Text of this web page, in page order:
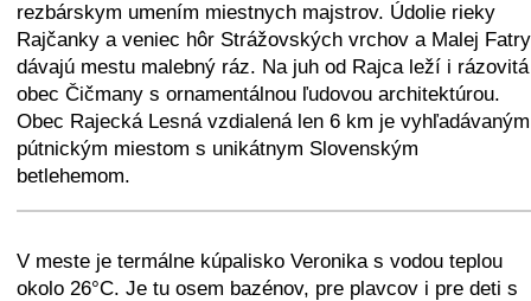
rezbárskym umením miestnych majstrov. Údolie rieky
Rajčanky a veniec hôr Strážovských vrchov a Malej Fatry
dávajú mestu malebný ráz. Na juh od Rajca leží i rázovitá
obec Čičmany s ornamentálnou ľudovou architektúrou.
Obec Rajecká Lesná vzdialená len 6 km je vyhľadávaným
pútnickým miestom s unikátnym Slovenským
betlehemom.
+ − ⛶
V meste je termálne kúpalisko Veronika s vodou teplou
okolo 26°C. Je tu osem bazénov, pre plavcov i pre deti s